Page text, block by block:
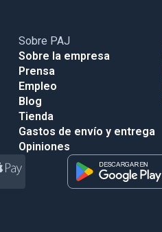
Sobre PAJ
Sobre la empresa
Prensa
Empleo
Blog
Tienda
Gastos de envío y entrega
Opiniones